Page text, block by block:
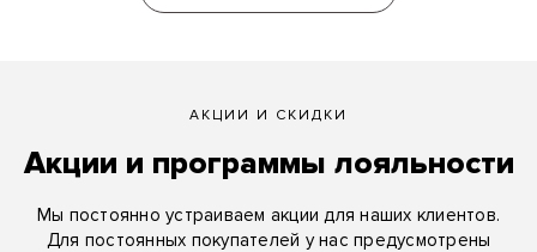
АКЦИИ И СКИДКИ
Акции и программы лояльности
Мы постоянно устраиваем акции для наших клиентов.
Для постоянных покупателей у нас предусмотрены